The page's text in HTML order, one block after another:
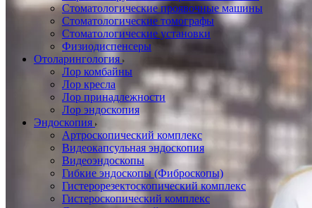
Стоматологические проявочные машины
Стоматологические томографы
Стоматологические установки
Физиодиспенсеры
Отоларингология
Лор комбайны
Лор кресла
Лор принадлежности
Лор эндоскопия
Эндоскопия
Артроскопический комплекс
Видеокапсульная эндоскопия
Видеоэндоскопы
Гибкие эндоскопы (Фиброcкопы)
Гистерорезектоскопический комплекс
Гистероскопический комплекс